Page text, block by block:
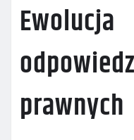
Ewolucja
prawnych